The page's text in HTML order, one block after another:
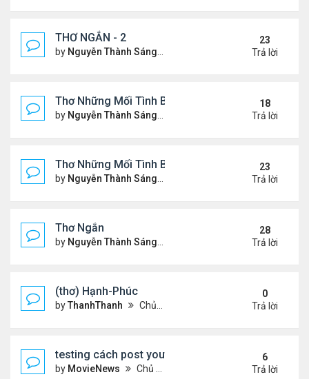
THƠ NGẮN - 2
by Nguyễn Thành Sáng Chủ nhật Tháng 7 30, 2023
23
Trả lời
Thơ Những Mối Tình Buồn (2)
by Nguyễn Thành Sáng Thứ 2 Tháng 5 22, 2023 8:48
18
Trả lời
Thơ Những Mối Tình Buồn
by Nguyễn Thành Sáng Thứ 7 Tháng 2 04, 2023 12:26
23
Trả lời
Thơ Ngắn
by Nguyễn Thành Sáng Thứ 7 Tháng 12 17, 2022 6:28
28
Trả lời
(thơ) Hạnh-Phúc
byThanhThanh Chủ nhật Tháng 1 23, 2022 12:25 pm
0
Trả lời
testing cách post youtube video
by MovieNews Chủ nhật Tháng 10 11, 2020 12:18 pm
6
Trả lời